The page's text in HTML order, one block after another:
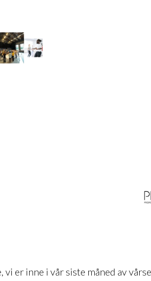
er inne i vår siste måned av